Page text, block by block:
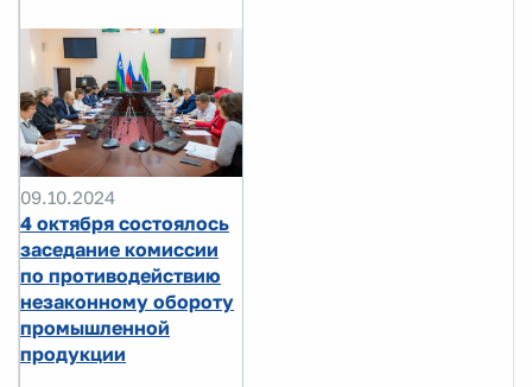
09.10.2024
4 октября состоялось
заседание комиссии
по противодействию
незаконному обороту
промышленной
продукции